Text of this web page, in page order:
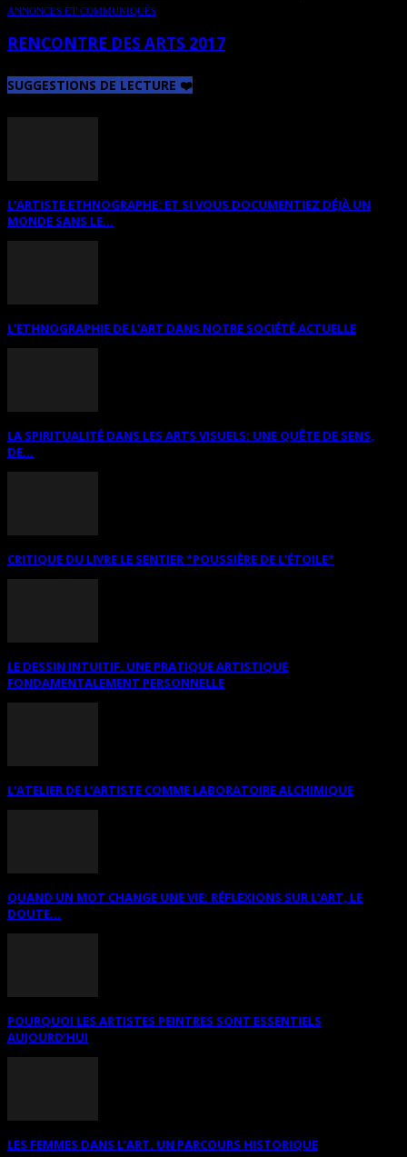
ANNONCES ET COMMUNIQUÉS
RENCONTRE DES ARTS 2017
SUGGESTIONS DE LECTURE ❤️
L’ARTISTE ETHNOGRAPHE: ET SI VOUS DOCUMENTIEZ DÉJÀ UN
MONDE SANS LE...
L’ETHNOGRAPHIE DE L’ART DANS NOTRE SOCIÉTÉ ACTUELLE
LA SPIRITUALITÉ DANS LES ARTS VISUELS: UNE QUÊTE DE SENS,
DE...
CRITIQUE DU LIVRE LE SENTIER *POUSSIÈRE DE L’ÉTOILE*
LE DESSIN INTUITIF. UNE PRATIQUE ARTISTIQUE
FONDAMENTALEMENT PERSONNELLE
L’ATELIER DE L’ARTISTE COMME LABORATOIRE ALCHIMIQUE
QUAND UN MOT CHANGE UNE VIE: RÉFLEXIONS SUR L’ART, LE
DOUTE...
POURQUOI LES ARTISTES PEINTRES SONT ESSENTIELS
AUJOURD’HUI
LES FEMMES DANS L’ART. UN PARCOURS HISTORIQUE